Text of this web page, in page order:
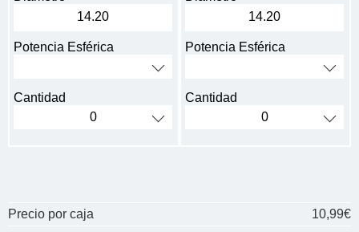
14.20
Potencia Esférica
Cantidad
14.20
Potencia Esférica
Cantidad
Precio por caja 10,99€